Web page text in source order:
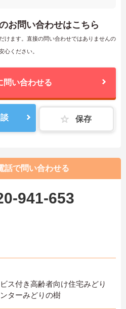
お問い合わせはこちら
けます。直接の問い合わせではありませんの
心ください。
問い合わせる
保存
話で問い合わせる
941-653
ス付き高齢者向け住宅みどり
ターみどりの樹